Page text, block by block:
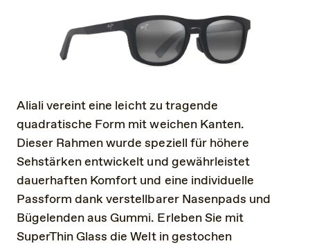
Aliali vereint eine leicht zu tragende
quadratische Form mit weichen Kanten.
Dieser Rahmen wurde speziell für höhere
Sehstärken entwickelt und gewährleistet
dauerhaften Komfort und eine individuelle
Passform dank verstellbarer Nasenpads und
Bügelenden aus Gummi. Erleben Sie mit
SuperThin Glass die Welt in gestochen